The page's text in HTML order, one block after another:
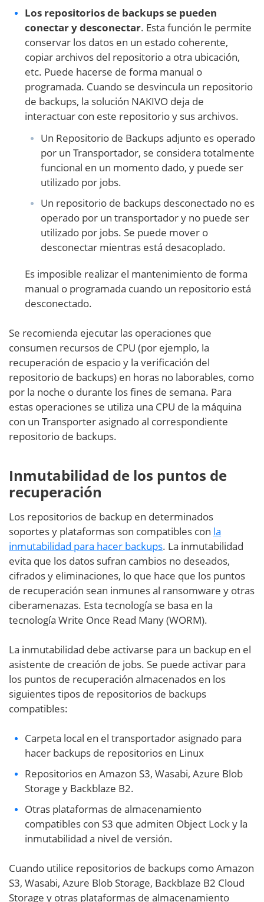
Los repositorios de backups se pueden
conectar y desconectar. Esta función le permite
conservar los datos en un estado coherente,
copiar archivos del repositorio a otra ubicación,
etc. Puede hacerse de forma manual o
programada. Cuando se desvincula un repositorio
de backups, la solución NAKIVO deja de
interactuar con este repositorio y sus archivos.
Un Repositorio de Backups adjunto es operado
por un Transportador, se considera totalmente
funcional en un momento dado, y puede ser
utilizado por jobs.
Un repositorio de backups desconectado no es
operado por un transportador y no puede ser
utilizado por jobs. Se puede mover o
desconectar mientras está desacoplado.
Es imposible realizar el mantenimiento de forma
manual o programada cuando un repositorio está
desconectado.
Se recomienda ejecutar las operaciones que
consumen recursos de CPU (por ejemplo, la
recuperación de espacio y la verificación del
repositorio de backups) en horas no laborables, como
por la noche o durante los fines de semana. Para
estas operaciones se utiliza una CPU de la máquina
con un Transporter asignado al correspondiente
repositorio de backups.
Inmutabilidad de los puntos de
recuperación
Los repositorios de backup en determinados
soportes y plataformas son compatibles con la
inmutabilidad para hacer backups. La inmutabilidad
evita que los datos sufran cambios no deseados,
cifrados y eliminaciones, lo que hace que los puntos
de recuperación sean inmunes al ransomware y otras
ciberamenazas. Esta tecnología se basa en la
tecnología Write Once Read Many (WORM).
La inmutabilidad debe activarse para un backup en el
asistente de creación de jobs. Se puede activar para
los puntos de recuperación almacenados en los
siguientes tipos de repositorios de backups
compatibles:
Carpeta local en el transportador asignado para
hacer backups de repositorios en Linux
Repositorios en Amazon S3, Wasabi, Azure Blob
Storage y Backblaze B2.
Otras plataformas de almacenamiento
compatibles con S3 que admiten Object Lock y la
inmutabilidad a nivel de versión.
Cuando utilice repositorios de backups como Amazon
S3, Wasabi, Azure Blob Storage, Backblaze B2 Cloud
Storage y otras plataformas de almacenamiento